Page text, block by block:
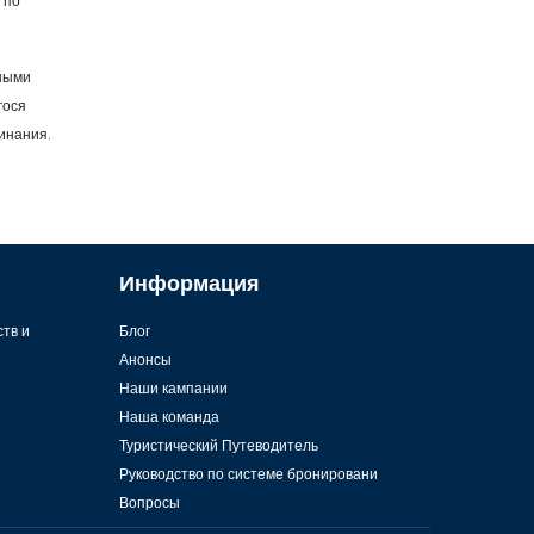
и
Информация
Блог
Анонсы
Наши кампании
Наша команда
Туристический Путеводитель
Руководство по системе бронировани
Вопросы